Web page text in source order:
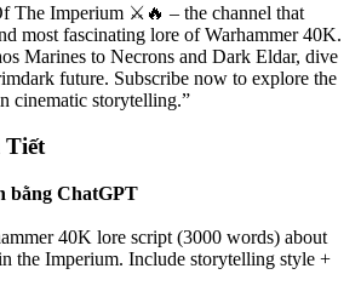
The Imperium ⚔️🔥 – the channel that
most fascinating lore of Warhammer 40K.
Marines to Necrons and Dark Eldar, dive
future. Subscribe now to explore the
cinematic storytelling.”
Tiết
bằng ChatGPT
40K lore script (3000 words) about
the Imperium. Include storytelling style +